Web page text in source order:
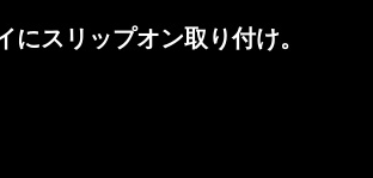
スリップオン取り付け。